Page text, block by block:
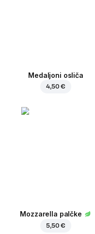
Medaljoni osliča
4,50 €
Mozzarella palčke
5,50 €